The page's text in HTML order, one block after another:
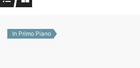
In Primo Piano